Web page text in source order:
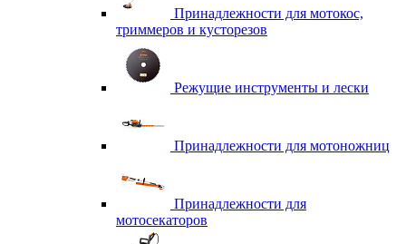
Принадлежности для мотокос,
триммеров и кусторезов
Режущие инструменты и лески
Принадлежности для мотоножниц
Принадлежности для
мотосекаторов